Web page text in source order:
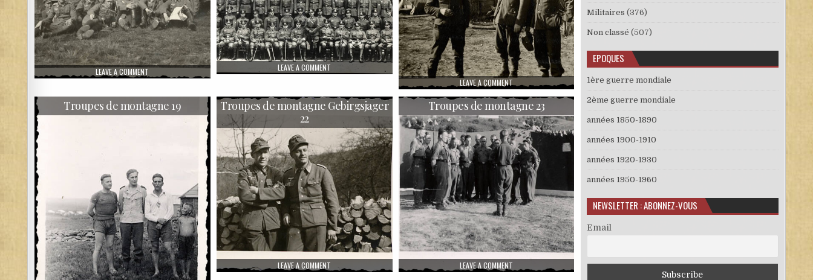
LEAVE A COMMENTON SOUVENIR D’UN SOLDAT ALLEMAND 07 LEAVE A COMMENT ON SOUVENIR D’UN SOLDAT ALLEMAND 08
LEAVE A COMMENT ON TROUPES DE MONTAGNE 17
Troupes de montagne 19
LEAVE A COMMENT ON TROUPES DE MONTAGNE GEBIRGSJAGER 22
Troupes de montagne Gebirgsjager
22
LEAVE A COMMENT ON TROUPES DE MONTAGNE 23
Troupes de montagne 23
Militaires (376)
Non classé (507)
EPOQUES
1ère guerre mondiale
2ème guerre mondiale
années 1850-1890
années 1900-1910
années 1920-1930
années 1950-1960
NEWSLETTER : ABONNEZ-VOUS
Email